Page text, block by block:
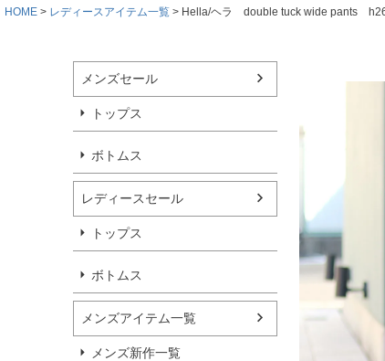
HOME レディースアイテム一覧 Hella/ヘラ double tuck wide pants
メンズセール
トップス
ボトムス
レディースセール
トップス
ボトムス
メンズアイテム一覧
メンズ新作一覧